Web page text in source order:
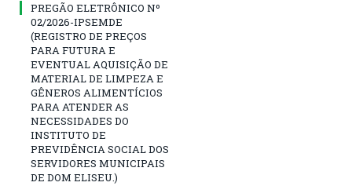
PREGÃO ELETRÔNICO Nº
02/2026-IPSEMDE
(REGISTRO DE PREÇOS
PARA FUTURA E
EVENTUAL AQUISIÇÃO DE
MATERIAL DE LIMPEZA E
GÊNEROS ALIMENTÍCIOS
PARA ATENDER AS
NECESSIDADES DO
INSTITUTO DE
PREVIDÊNCIA SOCIAL DOS
SERVIDORES MUNICIPAIS
DE DOM ELISEU.)